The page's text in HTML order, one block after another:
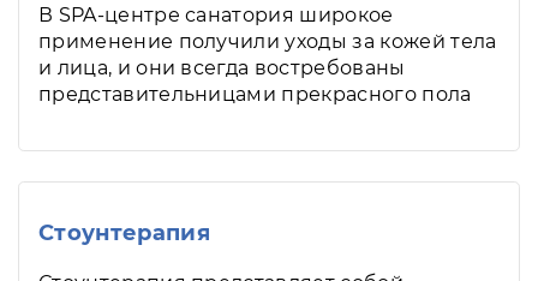
В SPA-центре санатория широкое
применение получили уходы за кожей тела
и лица, и они всегда востребованы
представительницами прекрасного пола
Стоунтерапия